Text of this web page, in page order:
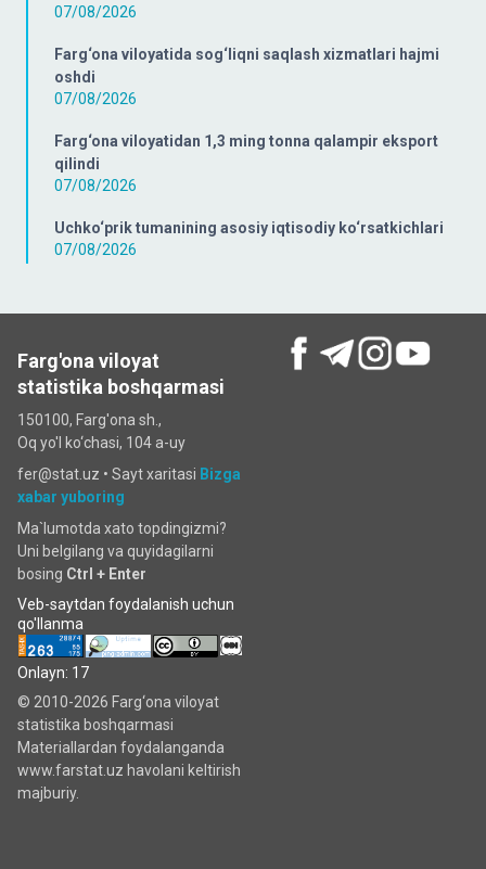
07/08/2026
Farg‘ona viloyatida sog‘liqni saqlash xizmatlari hajmi
oshdi
07/08/2026
Farg‘ona viloyatidan 1,3 ming tonna qalampir eksport
qilindi
07/08/2026
Uchko‘prik tumanining asosiy iqtisodiy ko‘rsatkichlari
07/08/2026
Farg'ona viloyat
statistika boshqarmasi
150100, Farg'ona sh.,
Oq yo'l ko‘chаsi, 104 a-uy
fer@stat.uz • Sayt xaritasi Bizga
xabar yuboring
Ma`lumotda xato topdingizmi?
Uni belgilang va quyidagilarni
bosing Ctrl + Enter
Veb-saytdan foydalanish uchun
qo'llanma
Onlayn: 17
© 2010-2026 Farg‘ona viloyat
statistika boshqarmasi
Materiallardan foydalanganda
www.farstat.uz havolani keltirish
majburiy.